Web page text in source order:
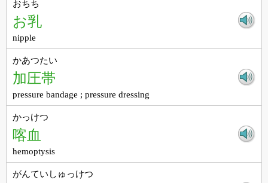
おちち
お乳
nipple
かあつたい
加圧帯
pressure bandage ; pressure dressing
かっけつ
喀血
hemoptysis
がんていしゅっけつ